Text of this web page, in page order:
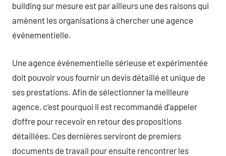
building sur mesure est par ailleurs une des raisons qui
amènent les organisations à chercher une agence
événementielle.
Une agence événementielle sérieuse et expérimentée
doit pouvoir vous fournir un devis détaillé et unique de
ses prestations. Afin de sélectionner la meilleure
agence, c’est pourquoi il est recommandé d’appeler
d’offre pour recevoir en retour des propositions
détaillées. Ces dernières serviront de premiers
documents de travail pour ensuite rencontrer les